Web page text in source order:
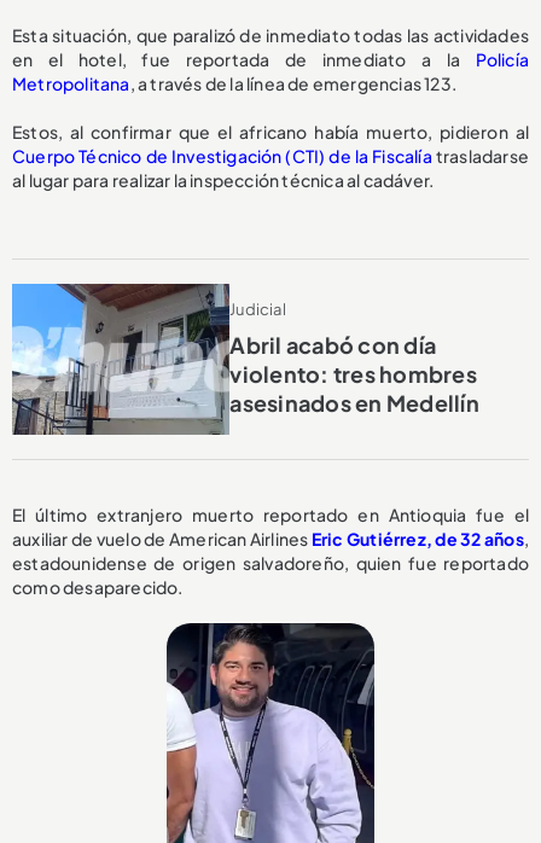
Esta situación, que paralizó de inmediato todas las actividades
en el hotel, fue reportada de inmediato a la Policía
Metropolitana, a través de la línea de emergencias 123.
Estos, al confirmar que el africano había muerto, pidieron al
Cuerpo Técnico de Investigación (CTI) de la Fiscalía trasladarse
al lugar para realizar la inspección técnica al cadáver.
Judicial
Abril acabó con día
violento: tres hombres
asesinados en Medellín
El último extranjero muerto reportado en Antioquia fue el
auxiliar de vuelo de American Airlines Eric Gutiérrez, de 32 años,
estadounidense de origen salvadoreño, quien fue reportado
como desaparecido.